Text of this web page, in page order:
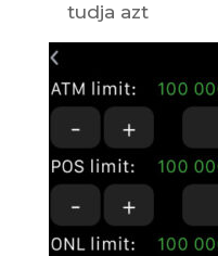
tudja azt